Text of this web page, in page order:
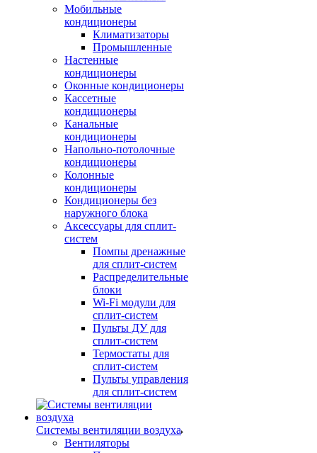
Мобильные
кондиционеры
Климатизаторы
Промышленные
Настенные
кондиционеры
Оконные кондиционеры
Кассетные
кондиционеры
Канальные
кондиционеры
Напольно-потолочные
кондиционеры
Колонные
кондиционеры
Кондиционеры без
наружного блока
Аксессуары для сплит-
систем
Помпы дренажные
для сплит-систем
Распределительные
блоки
Wi-Fi модули для
сплит-систем
Пульты ДУ для
сплит-систем
Термостаты для
сплит-систем
Пульты управления
для сплит-систем
Системы вентиляции воздуха
Вентиляторы